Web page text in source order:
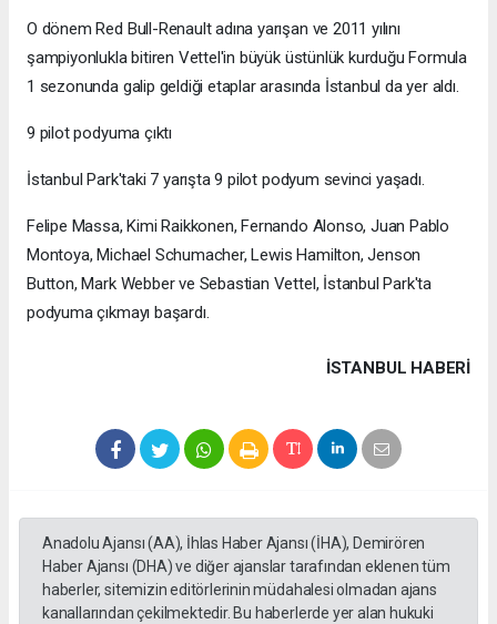
O dönem Red Bull-Renault adına yarışan ve 2011 yılını
şampiyonlukla bitiren Vettel'in büyük üstünlük kurduğu Formula
1 sezonunda galip geldiği etaplar arasında İstanbul da yer aldı.
9 pilot podyuma çıktı
İstanbul Park'taki 7 yarışta 9 pilot podyum sevinci yaşadı.
Felipe Massa, Kimi Raikkonen, Fernando Alonso, Juan Pablo
Montoya, Michael Schumacher, Lewis Hamilton, Jenson
Button, Mark Webber ve Sebastian Vettel, İstanbul Park'ta
podyuma çıkmayı başardı.
İSTANBUL HABERİ
Anadolu Ajansı (AA), İhlas Haber Ajansı (İHA), Demirören
Haber Ajansı (DHA) ve diğer ajanslar tarafından eklenen tüm
haberler, sitemizin editörlerinin müdahalesi olmadan ajans
kanallarından çekilmektedir. Bu haberlerde yer alan hukuki